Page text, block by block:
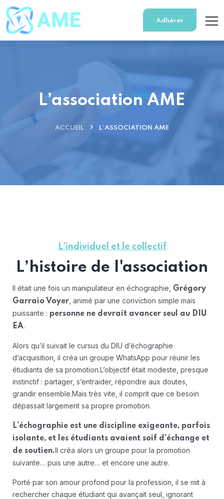
Adhérer
L’association AME
ACCUEIL L’ASSOCIATION AME
L'individuel et le collectif
L’histoire de l'association
Il était une fois un manipulateur en échographie, Grégory
Garraio Voyer , animé par une conviction simple mais
puissante : personne ne devrait avancer seul au DIU
EA.
Alors qu’il suivait le cursus du DIU d’échographie
d’acquisition, il créa un groupe WhatsApp pour réunir les
étudiants de sa promotion.L’objectif était modeste, presque
instinctif : partager, s’entraider, répondre aux doutes,
grandir ensemble.Mais très vite, il comprit que ce besoin
dépassait largement sa propre promotion.
L’échographie est une discipline exigeante, parfois
isolante, et les étudiants avaient soif d’échange et
de soutien.Il créa alors un groupe pour la promotion
suivante… puis une autre… et encore une autre.
Porté par son amour profond pour la profession, il se mit à
rechercher chaque étudiant qui avançait seul, ignorant